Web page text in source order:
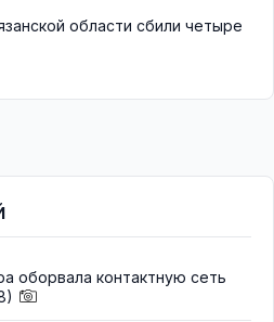
области сбили четыре
оборвала контактную сеть